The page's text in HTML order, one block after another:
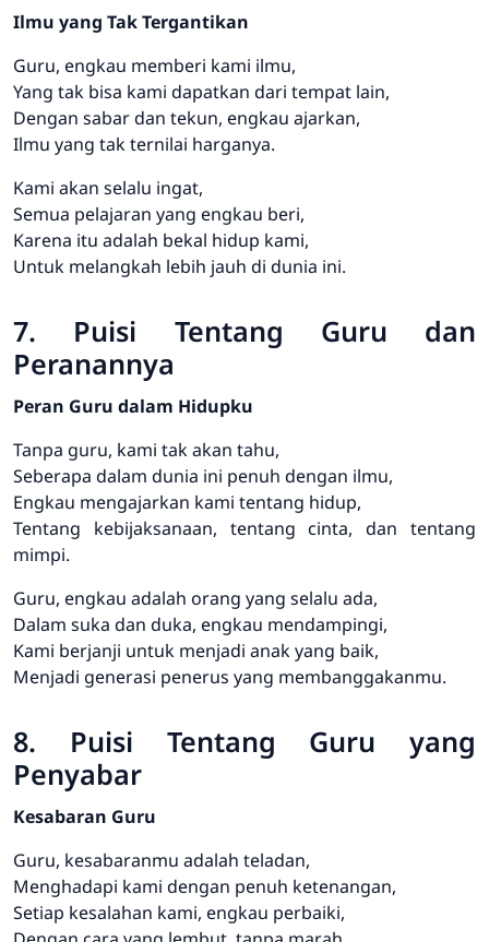
Ilmu yang Tak Tergantikan
Guru, engkau memberi kami ilmu,
Yang tak bisa kami dapatkan dari tempat lain,
Dengan sabar dan tekun, engkau ajarkan,
Ilmu yang tak ternilai harganya.
Kami akan selalu ingat,
Semua pelajaran yang engkau beri,
Karena itu adalah bekal hidup kami,
Untuk melangkah lebih jauh di dunia ini.
7. Puisi Tentang Guru dan
Peranannya
Peran Guru dalam Hidupku
Tanpa guru, kami tak akan tahu,
Seberapa dalam dunia ini penuh dengan ilmu,
Engkau mengajarkan kami tentang hidup,
Tentang kebijaksanaan, tentang cinta, dan tentang
mimpi.
Guru, engkau adalah orang yang selalu ada,
Dalam suka dan duka, engkau mendampingi,
Kami berjanji untuk menjadi anak yang baik,
Menjadi generasi penerus yang membanggakanmu.
8. Puisi Tentang Guru yang
Penyabar
Kesabaran Guru
Guru, kesabaranmu adalah teladan,
Menghadapi kami dengan penuh ketenangan,
Setiap kesalahan kami, engkau perbaiki,